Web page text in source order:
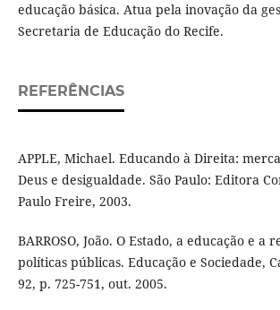
educação básica. Atua pela inovação da
Secretaria de Educação do Recife.
REFERÊNCIAS
APPLE, Michael. Educando à Direita:
Deus e desigualdade. São Paulo: Editora
Paulo Freire, 2003.
BARROSO, João. O Estado, a educação e a
políticas públicas. Educação e Sociedade,
92, p. 725-751, out. 2005.